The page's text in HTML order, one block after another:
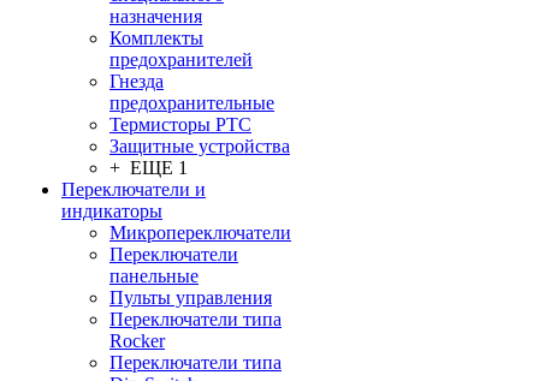
назначения
Комплекты
предохранителей
Гнезда
предохранительные
Термисторы PTC
Защитные устройства
+ ЕЩЕ 1
Переключатели и
индикаторы
Микропереключатели
Переключатели
панельные
Пульты управления
Переключатели типа
Rocker
Переключатели типа